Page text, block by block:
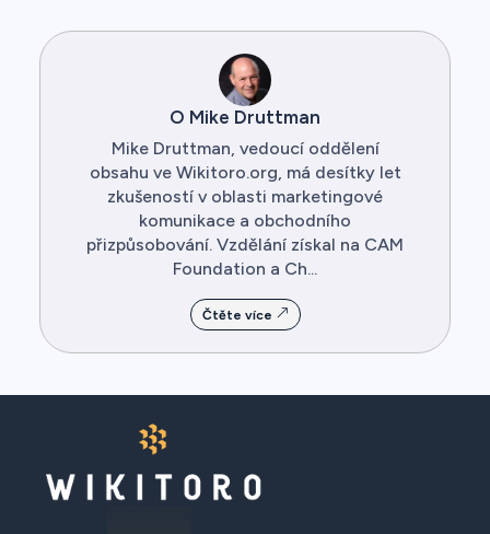
O Mike Druttman
Mike Druttman, vedoucí oddělení
obsahu ve Wikitoro.org, má desítky let
zkušeností v oblasti marketingové
komunikace a obchodního
přizpůsobování. Vzdělání získal na CAM
Foundation a Ch...
Čtěte více